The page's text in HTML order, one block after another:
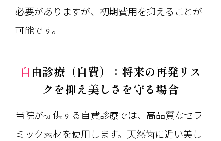
必要がありますが、初期費用を抑えることが
可能です。
自由診療（自費）：将来の再発リス
クを抑え美しさを守る場合
当院が提供する自費診療では、高品質なセラ
ミック素材を使用します。天然歯に近い美し